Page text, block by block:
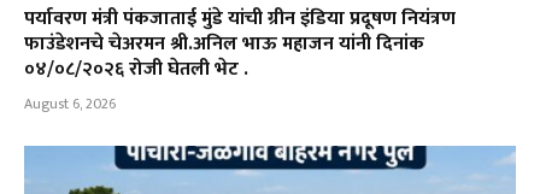
पर्यावरण मंत्री पंकजाताई मुंडे यांची ग्रीन इंडिया प्रदूषण नियंत्रण
फाउंडेशनचे चेअरमन श्री.अनिल भाऊ महाजन यांनी दिनांक
०४/०८/२०२६ रोजी घेतली भेट .
August 6, 2026